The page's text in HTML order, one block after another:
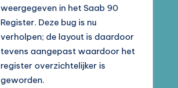
weergegeven in het Saab 90
Register. Deze bug is nu
verholpen; de layout is daardoor
tevens aangepast waardoor het
register overzichtelijker is
geworden.